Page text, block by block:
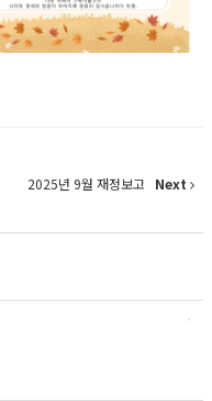
2025년 9월 재정보고
Next